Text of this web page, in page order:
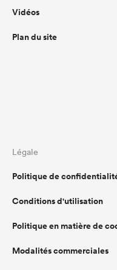
Vidéos
Plan du site
Légale
Politique de
Conditions d'utilisation
Politique en matière de
Modalités commerciales